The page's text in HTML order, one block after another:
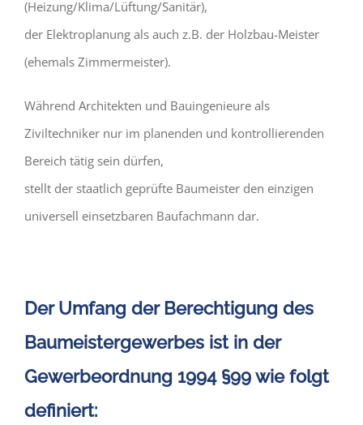
(Heizung/Klima/Lüftung/Sanitär),
der Elektroplanung als auch z.B. der Holzbau-Meister
(ehemals Zimmermeister).
Während Architekten und Bauingenieure als
Ziviltechniker nur im planenden und kontrollierenden
Bereich tätig sein dürfen,
stellt der staatlich geprüfte Baumeister den einzigen
universell einsetzbaren Baufachmann dar.
Der Umfang der Berechtigung des
Baumeistergewerbes ist in der
Gewerbeordnung 1994 §99 wie folgt
definiert: